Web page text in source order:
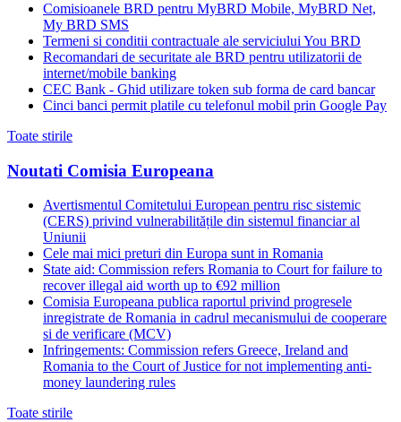
Comisioanele BRD pentru MyBRD Mobile, MyBRD Net,
My BRD SMS
Termeni si conditii contractuale ale serviciului You BRD
Recomandari de securitate ale BRD pentru utilizatorii de
internet/mobile banking
CEC Bank - Ghid utilizare token sub forma de card bancar
Cinci banci permit platile cu telefonul mobil prin Google Pay
Toate stirile
Noutati Comisia Europeana
Avertismentul Comitetului European pentru risc sistemic
(CERS) privind vulnerabilitățile din sistemul financiar al
Uniunii
Cele mai mici preturi din Europa sunt in Romania
State aid: Commission refers Romania to Court for failure to
recover illegal aid worth up to €92 million
Comisia Europeana publica raportul privind progresele
inregistrate de Romania in cadrul mecanismului de cooperare
si de verificare (MCV)
Infringements: Commission refers Greece, Ireland and
Romania to the Court of Justice for not implementing anti-
money laundering rules
Toate stirile